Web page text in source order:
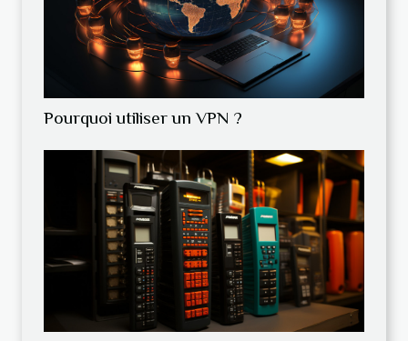
Pourquoi utiliser un VPN ?